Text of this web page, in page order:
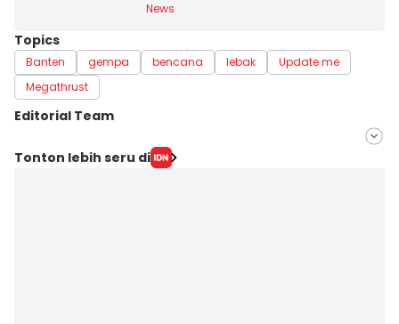
News
Topics
Banten gempa bencana lebak
Update me
Megathrust
Editorial Team
Editor
Tonton lebih seru di